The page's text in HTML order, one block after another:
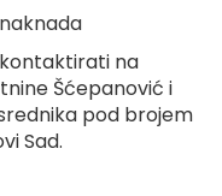
na
Šćepanović i
pod brojem
Sad.